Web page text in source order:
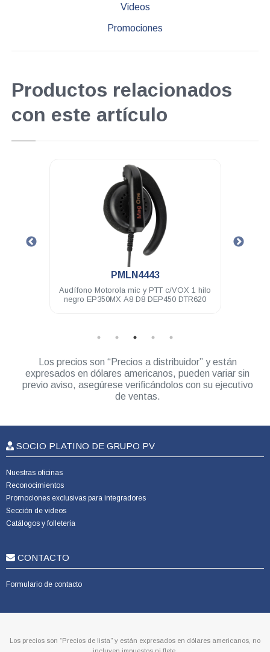
Videos
Promociones
Productos relacionados
con este artículo
PMLN4443
Audífono Motorola mic y PTT c/VOX 1 hilo
negro EP350MX A8 D8 DEP450 DTR620
Los precios son “Precios a distribuidor” y están
expresados en dólares americanos, pueden variar sin
previo aviso, asegúrese verificándolos con su ejecutivo
de ventas.
SOCIO PLATINO DE GRUPO PV
Nuestras oficinas
Reconocimientos
Promociones exclusivas para integradores
Sección de videos
Catálogos y folletería
CONTACTO
Formulario de contacto
Los precios son “Precios de lista” y están expresados en dólares americanos, no